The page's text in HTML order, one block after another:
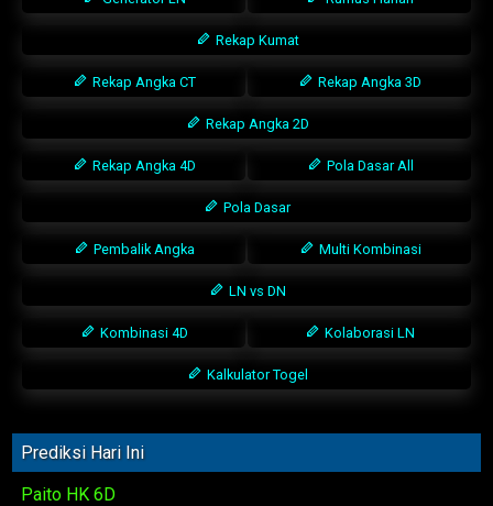
Rekap Kumat
Rekap Angka CT Rekap Angka 3D
Rekap Angka 2D
Rekap Angka 4D Pola Dasar All
Pola Dasar
Pembalik Angka Multi Kombinasi
LN vs DN
Kombinasi 4D Kolaborasi LN
Kalkulator Togel
Prediksi Hari Ini
Paito HK 6D